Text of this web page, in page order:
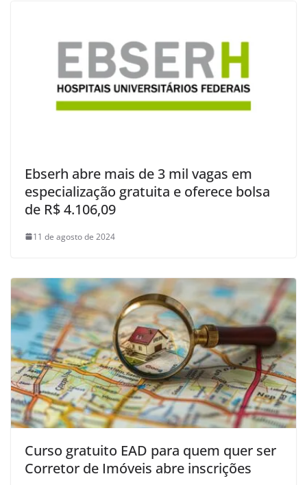
Ebserh abre mais de 3 mil vagas em
especialização gratuita e oferece bolsa
de R$ 4.106,09
11 de agosto de 2024
Curso gratuito EAD para quem quer ser
Corretor de Imóveis abre inscrições